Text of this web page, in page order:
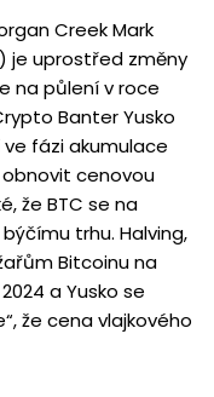
Creek Mark
je uprostřed změny
na půlení v roce
Banter Yusko
ve fázi akumulace
cenovou
že BTC se na
trhu. Halving,
Bitcoinu na
a Yusko se
že cena vlajkového